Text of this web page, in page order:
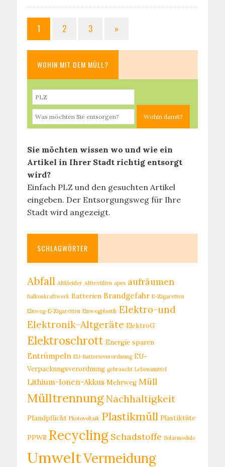
1 2 3 »
WOHIN MIT DEM MÜLL?
Sie möchten wissen wo und wie ein
Artikel in Ihrer Stadt richtig entsorgt
wird?
Einfach PLZ und den gesuchten Artikel
eingeben. Der Entsorgungsweg für Ihre
Stadt wird angezeigt.
SCHLAGWÖRTER
Abfall Altkleider Alttextilien apes aufräumen
Balkonkraftwerk Batterien Brandgefahr E-Zigaretten
Einweg-E-Zigaretten Einwegplastik Elektro-und
Elektronik-Altgeräte ElektroG
Elektroschrott Energie sparen
Entrümpeln EU-Batterieverordnung EU-
Verpackungsverordnung gebraucht Lebensmittel
Lithium-Ionen-Akkus Mehrweg Müll
MülltrennungNachhaltigkeit
Pfandpflicht Photovoltaik Plastikmüll Plastiktüte
PPWR Recycling Schadstoffe Solarmodule
UmweltVermeidung